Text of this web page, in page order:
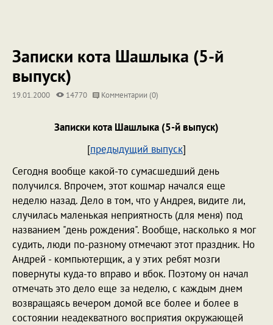
Записки кота Шашлыка (5-й
выпуск)
19.01.2000 14770 Комментарии (0)
Записки кота Шашлыка (5-й выпуск)
[предыдущий выпуск]
Сегодня вообще какой-то сумасшедший день
получился. Впрочем, этот кошмар начался еще
неделю назад. Дело в том, что у Андрея, видите ли,
случилась маленькая неприятность (для меня) под
названием "день рождения". Вообще, насколько я мог
судить, люди по-разному отмечают этот праздник. Но
Андрей - компьютерщик, а у этих ребят мозги
повернуты куда-то вправо и вбок. Поэтому он начал
отмечать это дело еще за неделю, с каждым днем
возвращаясь вечером домой все более и более в
состоянии неадекватного восприятия окружающей